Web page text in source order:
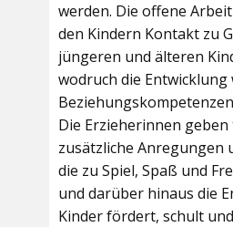
werden. Die offene
den Kindern Kontakt zu
jüngeren und älteren
wodruch die
Die Erzieherinnen geben
zusätzliche Anregungen
die zu Spiel, Spaß und
und darüber hinaus die
Kinder fördert, schult